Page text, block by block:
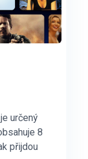
určený
8
přijdou